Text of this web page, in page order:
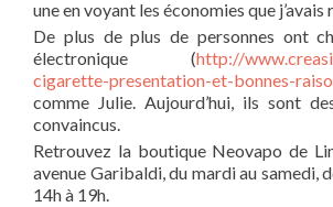
une en voyant les économies que j’avais
De plus de plus de personnes ont
électronique (http://
cigarette-presentation-et-bonnes-
comme Julie. Aujourd’hui, ils sont
convaincus.
Retrouvez la boutique Neovapo de
avenue Garibaldi, du mardi au samedi,
14h à 19h.